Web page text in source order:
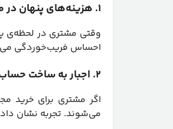
۱. هزینه‌های پنهان در مرحله‌ی آخر
وقتی مشتری در لحظه‌ی
احساس فریب‌خوردگی
۲. اجبار به ساخت حساب کاربری
اگر مشتری برای خرید
می‌شوند. تجربه نشان